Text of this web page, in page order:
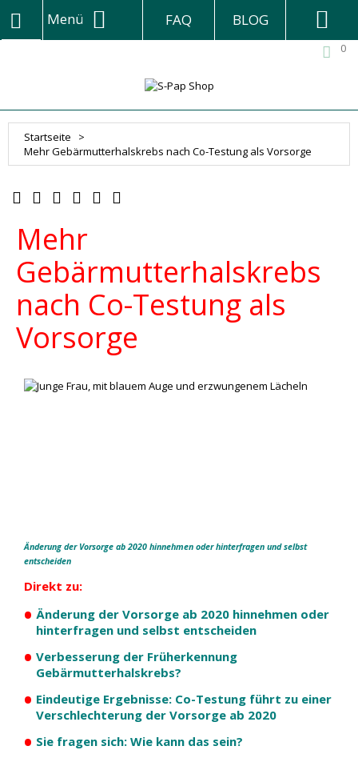
Menü FAQ BLOG
0
Startseite
>
Mehr Gebärmutterhalskrebs nach Co-Testung als Vorsorge
Mehr
Gebärmutterhalskrebs
nach Co-Testung als
Vorsorge
Änderung der Vorsorge ab 2020 hinnehmen oder hinterfragen und selbst
entscheiden
Direkt zu:
• Änderung der Vorsorge ab 2020 hinnehmen oder
hinterfragen und selbst entscheiden
• Verbesserung der Früherkennung
Gebärmutterhalskrebs?
• Eindeutige Ergebnisse: Co-Testung führt zu einer
Verschlechterung der Vorsorge ab 2020
• Sie fragen sich: Wie kann das sein?